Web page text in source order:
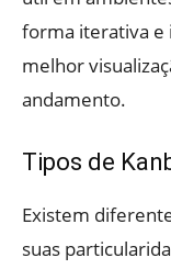
forma iterativa e
melhor
andamento.
Tipos de
Existem
suas